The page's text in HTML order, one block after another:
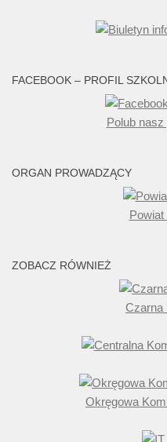
FACEBOOK – PROFIL
Polub nasz
ORGAN PROWADZĄCY
Powiat
ZOBACZ RÓWNIEŻ
Czarna
Okręgowa